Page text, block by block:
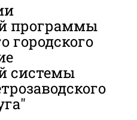
программы
городского
системы